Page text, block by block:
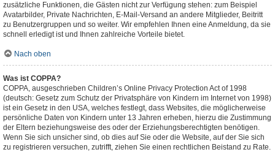
zusätzliche Funktionen, die Gästen nicht zur Verfügung stehen: zum Beispiel
Avatarbilder, Private Nachrichten, E-Mail-Versand an andere Mitglieder, Beitritt
zu Benutzergruppen und so weiter. Wir empfehlen Ihnen eine Anmeldung, da sie
schnell erledigt ist und Ihnen zahlreiche Vorteile bietet.
Nach oben
Was ist COPPA?
COPPA, ausgeschrieben Children’s Online Privacy Protection Act of 1998
(deutsch: Gesetz zum Schutz der Privatsphäre von Kindern im Internet von 1998)
ist ein Gesetz in den USA, welches festlegt, dass Websites, die möglicherweise
persönliche Daten von Kindern unter 13 Jahren erheben, hierzu die Zustimmung
der Eltern beziehungsweise des oder der Erziehungsberechtigten benötigen.
Wenn Sie sich unsicher sind, ob dies auf Sie oder die Website, auf der Sie sich
zu registrieren versuchen, zutrifft, ziehen Sie einen rechtlichen Beistand zu Rate.